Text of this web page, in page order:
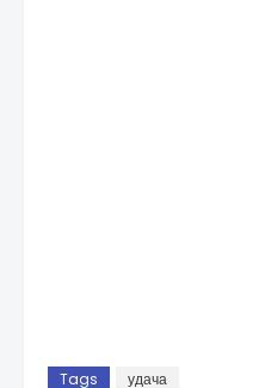
Tags удача